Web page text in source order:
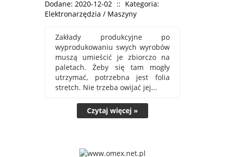
Dodane: 2020-12-02 :: Kategoria:
Elektronarzędzia / Maszyny
Zakłady produkcyjne po
wyprodukowaniu swych wyrobów
muszą umieścić je zbiorczo na
paletach. Żeby się tam mogły
utrzymać, potrzebna jest folia
stretch. Nie trzeba owijać jej...
Czytaj więcej »